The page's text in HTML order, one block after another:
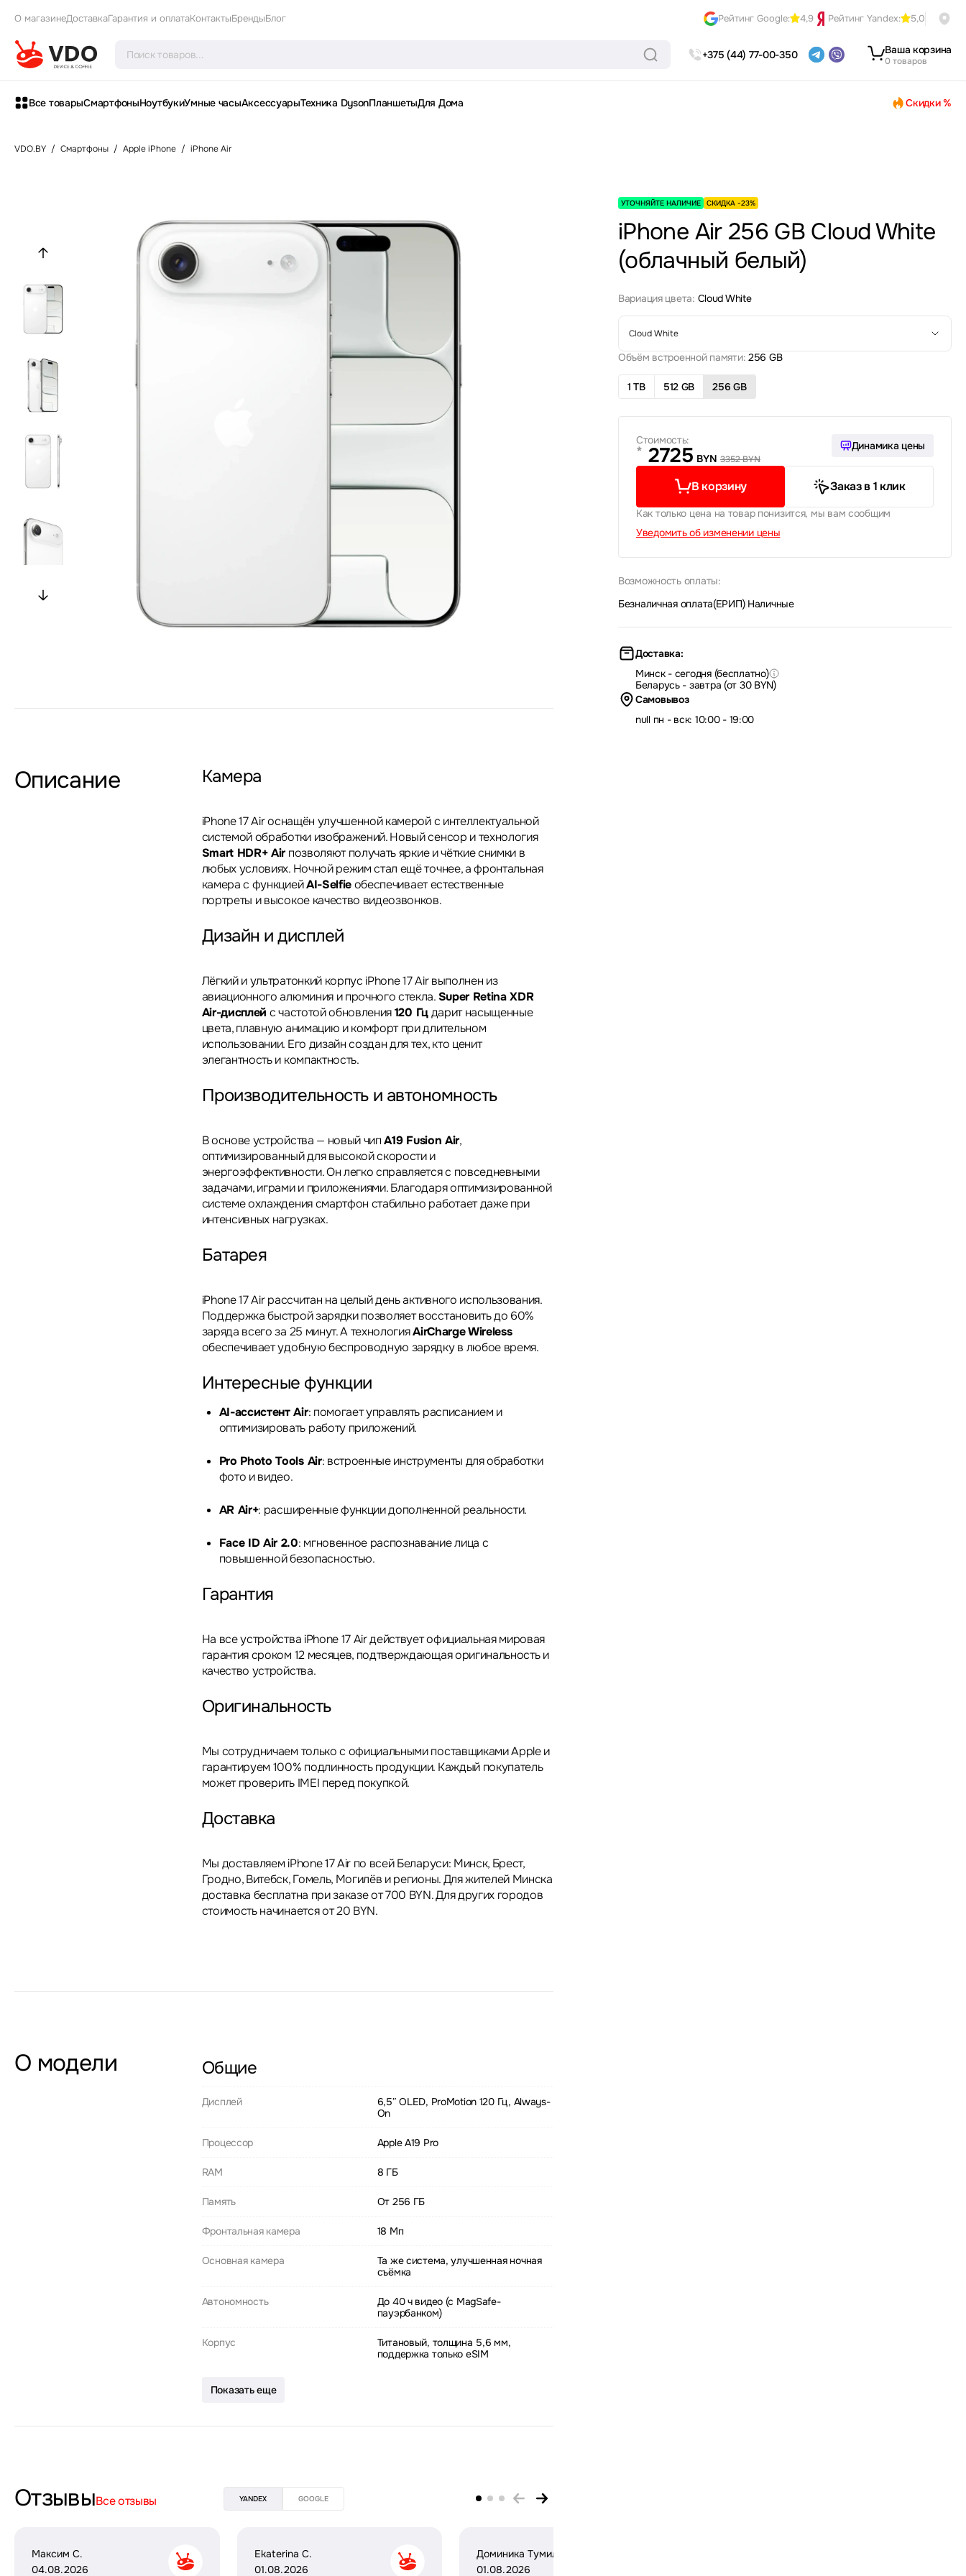
О магазинеДоставкаГарантия и оплатаКонтактыБрендыБлог Рейтинг Google: 4,9 Рейтинг Yandex: 5,0
+375 (44) 77-00-350 Ваша корзина
0 товаров
Все товарыСмартфоныНоутбукиУмные часыАксессуарыТехника DysonПланшетыДля Дома Скидки %
VDO.BY / Смартфоны / Apple iPhone / iPhone Air
Описание Камера
iPhone 17 Air оснащён улучшенной камерой с интеллектуальной
системой обработки изображений. Новый сенсор и технология
Smart HDR+ Airпозволяют получать яркие и чёткие снимки в
любых условиях. Ночной режим стал ещё точнее, а фронтальная
камера с функциейAI-Selfieобеспечивает естественные
портреты и высокое качество видеозвонков.
Дизайн и дисплей
Лёгкий и ультратонкий корпус iPhone 17 Air выполнен из
авиационного алюминия и прочного стекла.Super Retina XDR
Air-дисплей с частотой обновления120 Гцдарит насыщенные
цвета, плавную анимацию и комфорт при длительном
использовании. Его дизайн создан для тех, кто ценит
элегантность и компактность.
Производительность и автономность
В основе устройства — новый чипA19 Fusion Air,
оптимизированный для высокой скорости и
энергоэффективности. Он легко справляется с повседневными
задачами, играми и приложениями. Благодаря оптимизированной
системе охлаждения смартфон стабильно работает даже при
интенсивных нагрузках.
Батарея
iPhone 17 Air рассчитан на целый день активного использования.
Поддержка быстрой зарядки позволяет восстановить до 60%
заряда всего за 25 минут. А технологияAirCharge Wireless
обеспечивает удобную беспроводную зарядку в любое время.
Интересные функции
AI-ассистент Air: помогает управлять расписанием и
оптимизировать работу приложений.
Pro Photo Tools Air: встроенные инструменты для обработки
фото и видео.
AR Air+: расширенные функции дополненной реальности.
Face ID Air 2.0: мгновенное распознавание лица с
повышенной безопасностью.
Гарантия
На все устройства iPhone 17 Air действует официальная мировая
гарантия сроком 12 месяцев, подтверждающая оригинальность и
качество устройства.
Оригинальность
Мы сотрудничаем только с официальными поставщиками Apple и
гарантируем 100% подлинность продукции. Каждый покупатель
может проверить IMEI перед покупкой.
Доставка
Мы доставляем iPhone 17 Air по всей Беларуси: Минск, Брест,
Гродно, Витебск, Гомель, Могилёв и регионы. Для жителей Минска
доставка бесплатна при заказе от 700 BYN. Для других городов
стоимость начинается от 20 BYN.
О модели Общие
Дисплей
6,5″ OLED, ProMotion 120 Гц, Always-
On
Процессор Apple A19 Pro
RAM 8 ГБ
Память От 256 ГБ
Фронтальная камера 18 Мп
Основная камера
Та же система, улучшенная ночная
съёмка
Автономность
До 40 ч видео (с MagSafe-
пауэрбанком)
Корпус
Титановый, толщина 5,6 мм,
поддержка только eSIM
Показать еще
ОтзывыВсе отзывы YANDEX GOOGLE
Максим С.
04.08.2026
Ekaterina C.
01.08.2026
Доминика Тумило
01.08.2026
УТОЧНЯЙТЕ НАЛИЧИЕ СКИДКА -23%
iPhone Air 256 GB Cloud White
(облачный белый)
Вариация цвета: Cloud White
Cloud White
Объём встроенной памяти: 256 GB
1 TB 512 GB 256 GB
Стоимость:
* 2725 BYN 3352 BYN
Динамика цены
В корзину Заказ в 1 клик
Как только цена на товар понизится, мы вам сообщим
Уведомить об изменении цены
Возможность оплаты:
Безналичная оплата(ЕРИП)| Наличные
Доставка:
Минск - сегодня (бесплатно)
Беларусь - завтра (от 30 BYN)
Самовывоз
null пн - вск: 10:00 - 19:00